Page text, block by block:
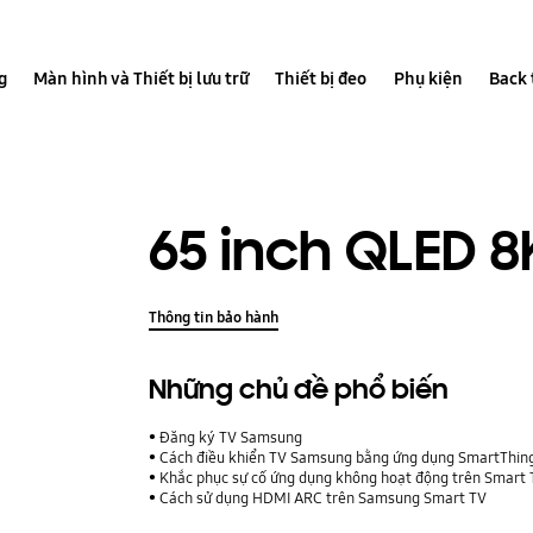
Màn hình và Thiết bị lưu trữ Thiết bị đeo Phụ kiện
65 inch QLED
Thông tin bảo hành
Những chủ đề phổ biến
Đăng ký TV Samsung
Cách điều khiển TV Samsung bằng ứng dụng
Khắc phục sự cố ứng dụng không hoạt động trên Smart
Cách sử dụng HDMI ARC trên Samsung Smart TV